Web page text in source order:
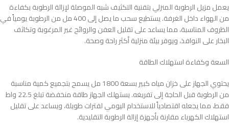
يعمل مزيل الرطوبة المنزلي بتقنية التكثيف شبه الموصلة لإزالة الرطوبة بكفاءة
من الهواء داخل الغرفة. يستطيع سحب ما يصل إلى 400 مل من الرطوبة يومياً في
الظروف المناسبة، مما يساعد على تقليل العفن والروائح غير المرغوبة وتكاثف
البخار على النوافذ، ويوفر بيئة منزلية أكثر راحة وصحة.
السعة وكفاءة استهلاك الطاقة
يحتوي الجهاز على خزان مياه كبير بسعة 1800 مل يسمح بتجميع كمية مناسبة
من الرطوبة قبل الحاجة إلى تفريغه. يستهلك الجهاز طاقة منخفضة تبلغ 22.5 واط
فقط، مما يجعله اقتصادياً للاستخدام اليومي لفترات طويلة، ويساعد على تقليل
استهلاك الكهرباء مقارنة بأجهزة إزالة الرطوبة التقليدية.